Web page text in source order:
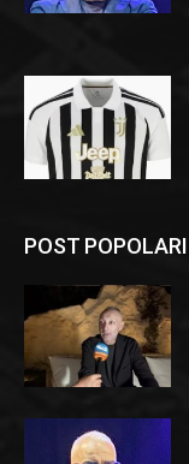
POST POPOLARI